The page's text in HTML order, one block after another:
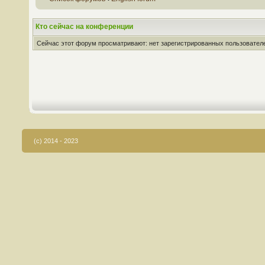
Кто сейчас на конференции
Сейчас этот форум просматривают: нет зарегистрированных
(c) 2014 - 2023